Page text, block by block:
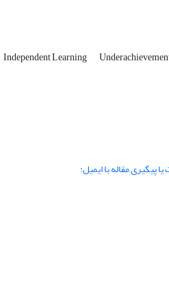
Independent Learning
پیگیری مقاله با ایمیل: